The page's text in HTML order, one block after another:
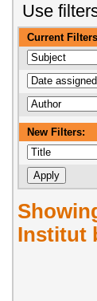
Use
Current
New Filters:
Institut